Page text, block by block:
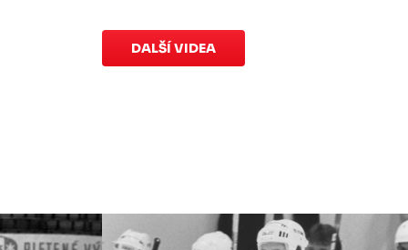
na pomoc předčasně narozeným
dětem.Charitativní aukce
speciálních dresů končí v neděli 11.
ledna ve 20:00.
důvodu marodky Slovanuodloženo
Kluby se domluvily na náhradním
DALŠÍ VIDEA